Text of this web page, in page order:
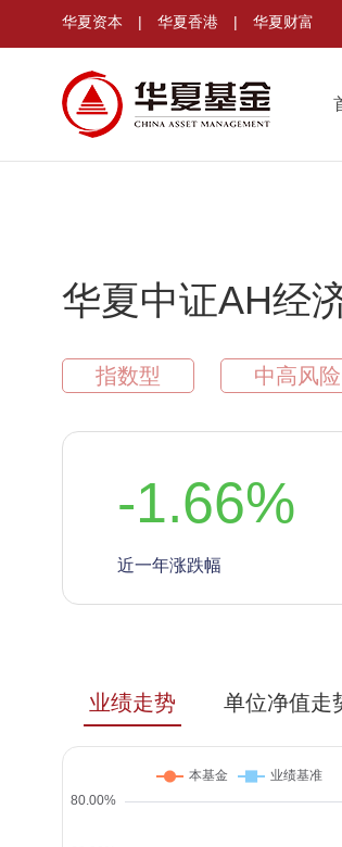
华夏资本 | 华夏香港 | 华夏财富
华夏中证AH经
指数型 中高风
-1.66%
近一年涨跌幅
业绩走势 单位净值走